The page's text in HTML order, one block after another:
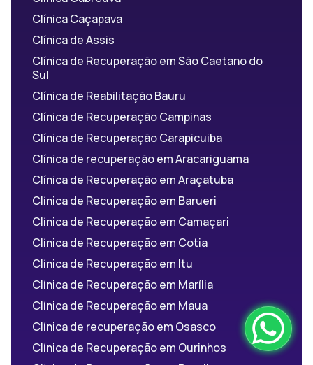
Clínica Caçapava
Clínica de Assis
Clínica de Recuperação em São Caetano do
Sul
Clínica de Reabilitação Bauru
Clínica de Recuperação Campinas
Clínica de Recuperação Carapicuiba
Clínica de recuperação em Aracariguama
Clínica de Recuperação em Araçatuba
Clínica de Recuperação em Barueri
Clínica de Recuperação em Camaçari
Clínica de Recuperação em Cotia
Clínica de Recuperação em Itu
Clínica de Recuperação em Marília
Clínica de Recuperação em Maua
Clínica de recuperação em Osasco
Clínica de Recuperação em Ourinhos